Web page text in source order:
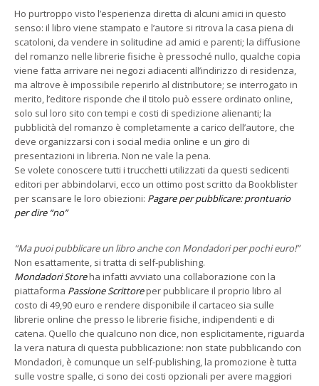
Ho purtroppo visto l’esperienza diretta di alcuni amici in questo
senso: il libro viene stampato e l’autore si ritrova la casa piena di
scatoloni, da vendere in solitudine ad amici e parenti; la diffusione
del romanzo nelle librerie fisiche è pressoché nullo, qualche copia
viene fatta arrivare nei negozi adiacenti all’indirizzo di residenza,
ma altrove è impossibile reperirlo al distributore; se interrogato in
merito, l’editore risponde che il titolo può essere ordinato online,
solo sul loro sito con tempi e costi di spedizione alienanti; la
pubblicità del romanzo è completamente a carico dell’autore, che
deve organizzarsi con i social media online e un giro di
presentazioni in libreria. Non ne vale la pena.
Se volete conoscere tutti i trucchetti utilizzati da questi sedicenti
editori per abbindolarvi, ecco un ottimo post scritto da Bookblister
per scansare le loro obiezioni: Pagare per pubblicare: prontuario
per dire “no”
“Ma puoi pubblicare un libro anche con Mondadori per pochi euro!”
Non esattamente, si tratta di self-publishing.
Mondadori Storeha infatti avviato una collaborazione con la
piattaforma Passione Scrittoreper pubblicare il proprio libro al
costo di 49,90 euro e rendere disponibile il cartaceo sia sulle
librerie online che presso le librerie fisiche, indipendenti e di
catena. Quello che qualcuno non dice, non esplicitamente, riguarda
la vera natura di questa pubblicazione: non state pubblicando con
Mondadori, è comunque un self-publishing, la promozione è tutta
sulle vostre spalle, ci sono dei costi opzionali per avere maggiori